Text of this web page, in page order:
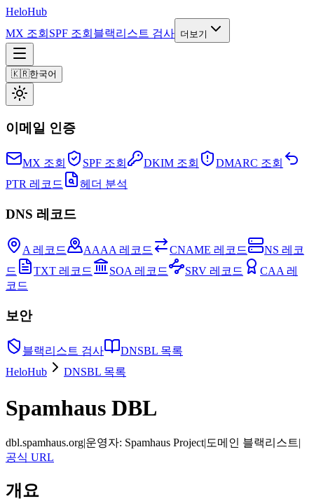
HeloHub
MX 조회 SPF 조회 블랙리스트 검사 더보기
🇰🇷한국어
이메일 인증
MX 조회 SPF 조회 DKIM 조회
DMARC 조회
PTR 레코드
헤더 분석
DNS 레코드
A 레코드 AAAA 레코드 CNAME 레코드
NS 레코
드
TXT 레코드 SOA 레코드 SRV 레코드
CAA 레
코드
보안
블랙리스트 검사
DNSBL 목록
HeloHub
DNSBL 목록
Spamhaus DBL
dbl.spamhaus.org|운영자: Spamhaus Project| 도메인 블랙리스트|
공식 URL
개요